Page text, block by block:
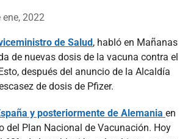
2022
de Salud, habló en Mañanas
de nuevas dosis de la vacuna contra el
después del anuncio de la Alcaldía
de dosis de Pfizer.
y posteriormente de Alemania en
del Plan Nacional de Vacunación. Hoy